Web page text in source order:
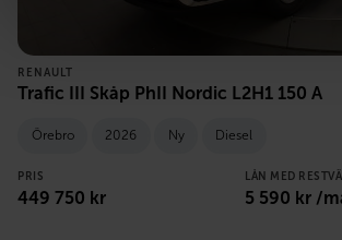
RENAULT
Trafic III Skåp PhII Nordic L2H1 150 A
Örebro 2026 Ny Diesel
PRIS
449 750 kr
LÅN MED
5 590 kr /